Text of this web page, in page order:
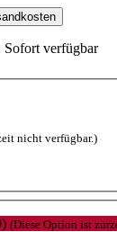
Sofort verfügbar
nicht verfügbar.)
(Diese Option ist